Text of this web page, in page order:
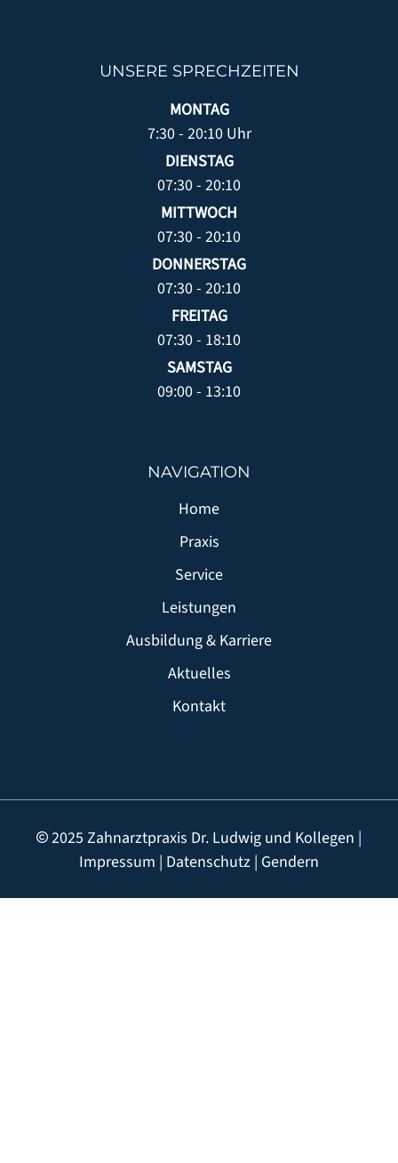
UNSERE SPRECHZEITEN
MONTAG
7:30 - 20:10 Uhr
DIENSTAG
07:30 - 20:10
MITTWOCH
07:30 - 20:10
DONNERSTAG
07:30 - 20:10
FREITAG
07:30 - 18:10
SAMSTAG
09:00 - 13:10
NAVIGATION
Home
Praxis
Service
Leistungen
Ausbildung & Karriere
Aktuelles
Kontakt
2025 Zahnarztpraxis Dr. Ludwig und Kollegen |
Impressum | Datenschutz | Gendern